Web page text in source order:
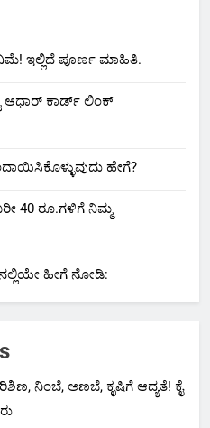
ವಿಮೆ! ಇಲ್ಲಿದೆ ಪೂರ್ಣ ಮಾಹಿತಿ.
ಆಧಾರ್ ಕಾರ್ಡ್ ಲಿಂಕ್
ಹೇಗೆ?
40 ರೂ.ಗಳಿಗೆ ನಿಮ್ಮ
ಹೀಗೆ ನೋಡಿ:
ನಿಂಬೆ, ಅಣಬೆ, ಕೃಷಿಗೆ ಆದ್ಯತೆ! ಕೈ